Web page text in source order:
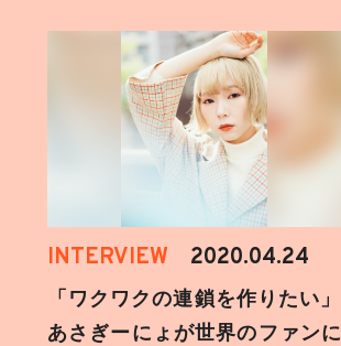
INTERVIEW 2020.04.24
「ワクワクの連鎖を作りたい」
あさぎーにょが世界のファンに